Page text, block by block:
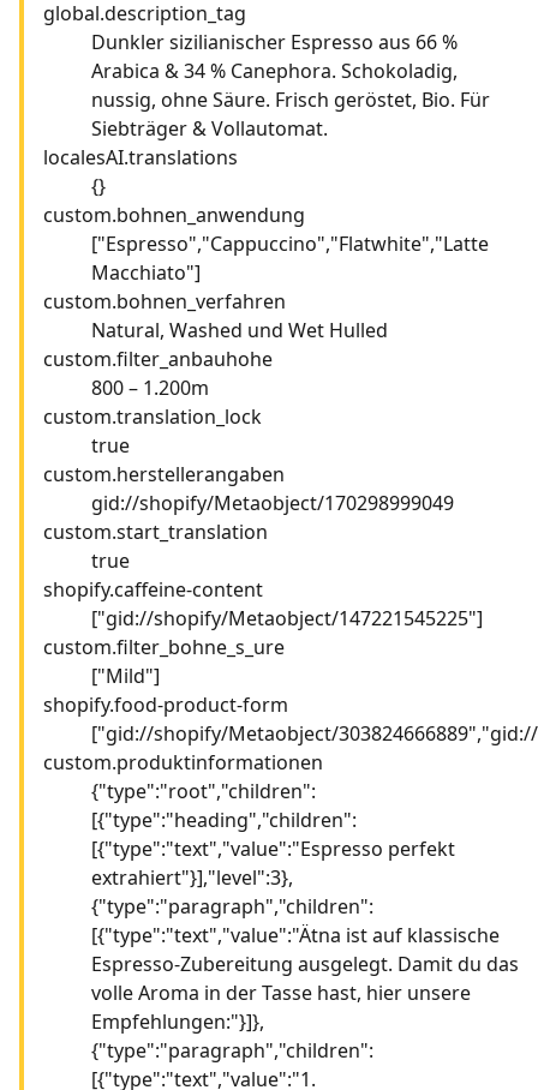
global.description_tag
Dunkler sizilianischer Espresso aus 66 %
Arabica & 34 % Canephora. Schokoladig,
nussig, ohne Säure. Frisch geröstet, Bio. Für
Siebträger & Vollautomat.
localesAI.translations
{}
custom.bohnen_anwendung
["Espresso","Cappuccino","Flatwhite","Latte
Macchiato"]
custom.bohnen_verfahren
Natural, Washed und Wet Hulled
custom.filter_anbauhohe
800 – 1.200m
custom.translation_lock
true
custom.herstellerangaben
gid://shopify/Metaobject/170298999049
custom.start_translation
true
shopify.caffeine-content
["gid://shopify/Metaobject/147221545225"]
custom.filter_bohne_s_ure
["Mild"]
shopify.food-product-form
["gid://shopify/Metaobject/
custom.produktinformationen
{"type":"root","children":
[{"type":"heading","children":
[{"type":"text","value":"Espresso perfekt
extrahiert"}],"level":3},
{"type":"paragraph","children":
[{"type":"text","value":"Ätna ist auf klassische
Espresso-Zubereitung ausgelegt. Damit du das
volle Aroma in der Tasse hast, hier unsere
Empfehlungen:"}]},
{"type":"paragraph","children":
[{"type":"text","value":"1.